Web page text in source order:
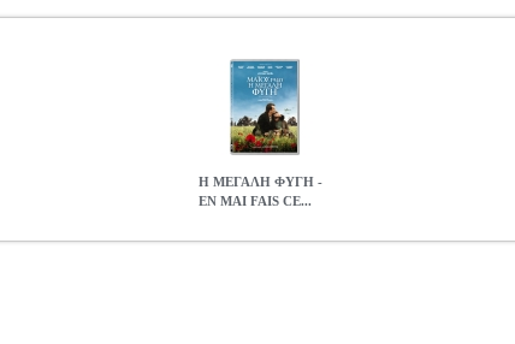
Η ΜΕΓΑΛΗ ΦΥΓΗ -
EN MAI FAIS CE...